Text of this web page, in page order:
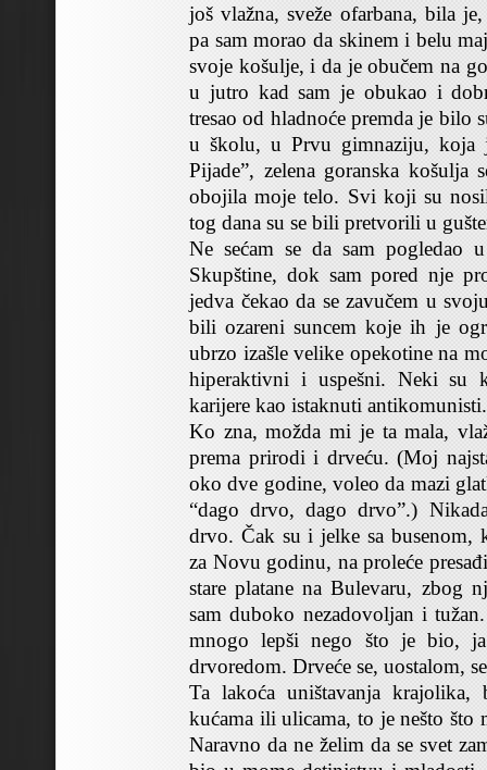
još vlažna, sveže ofarbana, bila
pa sam morao da skinem i belu
svoje košulje, i da je obučem na
u jutro kad sam je obukao i
tresao od hladnoće premda je bilo
u školu, u Prvu gimnaziju, koja
Pijade”, zelena goranska košulja
obojila moje telo. Svi koji su
tog dana su se bili pretvorili u
Ne sećam se da sam pogledao
Skupštine, dok sam pored nje
jedva čekao da se zavučem u
bili ozareni suncem koje ih je
ubrzo izašle velike opekotine na
hiperaktivni i uspešni. Neki su
karijere kao istaknuti antikomunisti.
Ko zna, možda mi je ta mala,
prema prirodi i drveću. (Moj
oko dve godine, voleo da mazi
“dago drvo, dago drvo”.)
drvo. Čak su i jelke sa busenom,
za Novu godinu, na proleće
stare platane na Bulevaru, zbog
sam duboko nezadovoljan i
mnogo lepši nego što je bio,
drvoredom. Drveće se, uostalom,
Ta lakoća uništavanja
kućama ili ulicama, to je nešto što
Naravno da ne želim da se svet